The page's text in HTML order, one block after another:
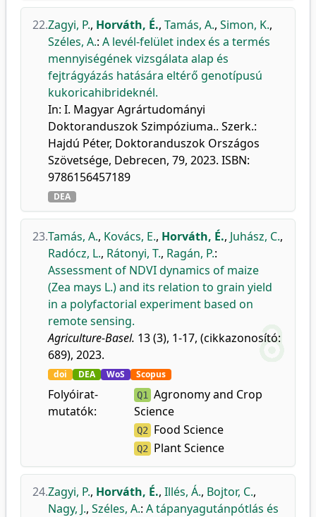
22.Zagyi, P., Horváth, É., Tamás, A., Simon, K.,
Széles, A.: A levél-felület index és a termés
mennyiségének vizsgálata alap és
fejtrágyázás hatására eltérő genotípusú
kukoricahibrideknél.
In: I. Magyar Agrártudományi
Doktoranduszok Szimpóziuma.. Szerk.:
Hajdú Péter, Doktoranduszok Országos
Szövetsége, Debrecen, 79, 2023. ISBN:
9786156457189
DEA
23.Tamás, A., Kovács, E., Horváth, É., Juhász, C.,
Radócz, L., Rátonyi, T., Ragán, P.:
Assessment of NDVI dynamics of maize
(Zea mays L.) and its relation to grain yield
in a polyfactorial experiment based on
remote sensing.
Agriculture-Basel. 13 (3), 1-17, (cikkazonosító:
689), 2023.
doi DEA WoS Scopus
Folyóirat-
mutatók:
Q1
Agronomy and Crop
Science
Q2 Food Science
Q2 Plant Science
24.Zagyi, P., Horváth, É., Illés, Á., Bojtor, C.,
Nagy, J., Széles, A.: A tápanyagutánpótlás és